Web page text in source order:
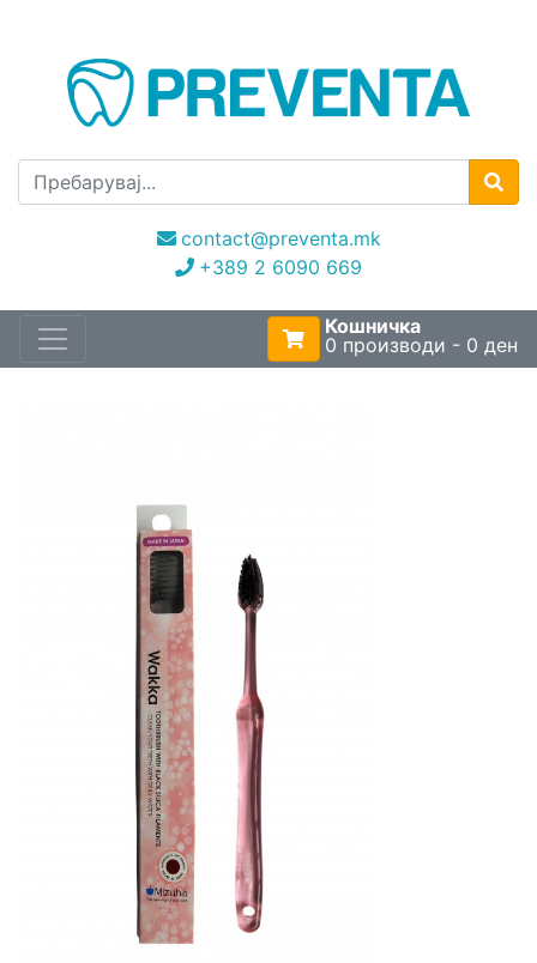
contact@preventa.mk
+389 2 6090 669
Кошничка
0 производи - 0 ден